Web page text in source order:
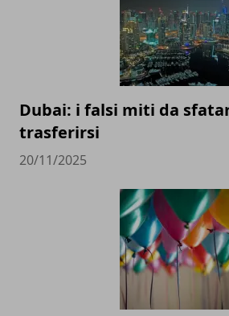
Dubai: i falsi miti da
trasferirsi
20/11/2025